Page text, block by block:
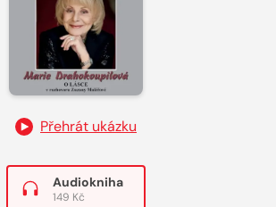
Přehrát ukázku
Audiokniha
149 Kč